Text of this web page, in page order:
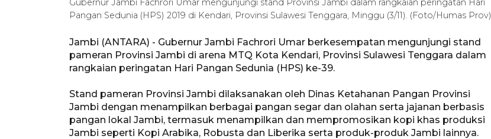
Gubernur Jambi Fachrori Umar mengunjungi stand Provinsi Jambi dalam rangkaian peringatan Hari
Pangan Sedunia (HPS) 2019 di Kendari, Provinsi Sulawesi Tenggara, Minggu (3/11). (Foto/Humas Prov)
Jambi (ANTARA) - Gubernur Jambi Fachrori Umar berkesempatan mengunjungi stand
pameran Provinsi Jambi di arena MTQ Kota Kendari, Provinsi Sulawesi Tenggara dalam
rangkaian peringatan Hari Pangan Sedunia (HPS) ke-39.
Stand pameran Provinsi Jambi dilaksanakan oleh Dinas Ketahanan Pangan Provinsi
Jambi dengan menampilkan berbagai pangan segar dan olahan serta jajanan berbasis
pangan lokal Jambi, termasuk menampilkan dan mempromosikan kopi khas produksi
Jambi seperti Kopi Arabika, Robusta dan Liberika serta produk-produk Jambi lainnya.